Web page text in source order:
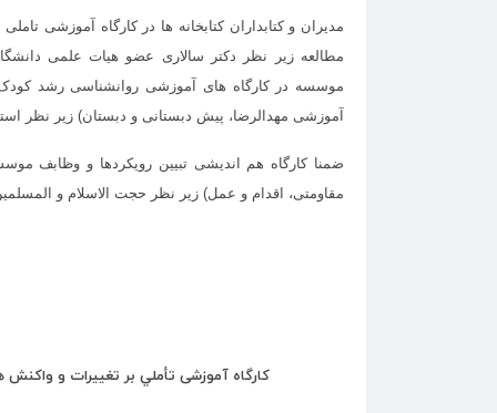
مدیران و کتابداران کتابخانه ها در کارگاه آموزشی
مطالعه زیر نظر دکتر سالاری عضو هیات علمی
موسسه در کارگاه های آموزشی روانشناسی رشد
آموزشی مهدالرضا، پیش دبستانی و دبستان) زیر نظر
مقاومتی، اقدام و عمل) زیر نظر حجت الاسلام و
کارگاه آموزشی تأملي بر تغييرات و